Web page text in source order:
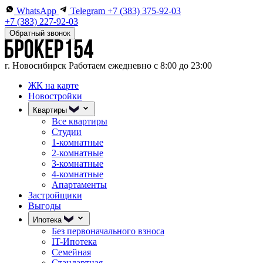
WhatsApp Telegram +7 (383) 375-92-03
+7 (383) 227-92-03
Обратный звонок
г. Новосибирск Работаем ежедневно с 8:00 до 23:00
ЖК на карте
Новостройки
Квартиры
Все квартиры
Студии
1-комнатные
2-комнатные
3-комнатные
4-комнатные
Апартаменты
Застройщики
Выгоды
Ипотека
Без первоначального взноса
IT-Ипотека
Семейная